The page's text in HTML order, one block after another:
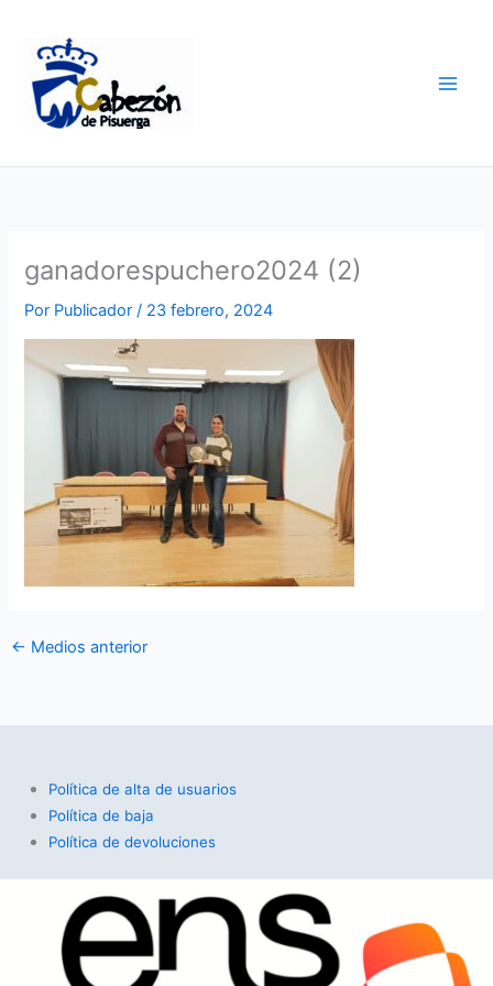
contenido
ganadorespuchero2024 (2)
Por Publicador/ 23 febrero, 2024
← Medios anterior
Política de alta de usuarios
Política de baja
Política de devoluciones